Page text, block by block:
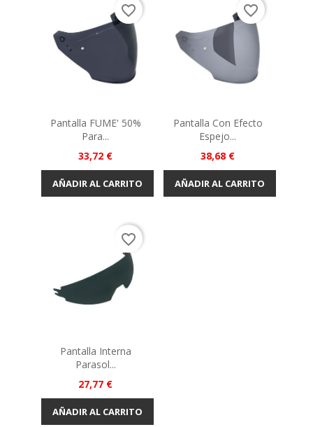
Pantalla FUME' 50%
Para...
Precio
33,72 €
AÑADIR AL CARRITO
favorite_border
Pantalla Con Efecto
Espejo...
Precio
38,68 €
AÑADIR AL CARRITO
favorite_border
Pantalla Interna
Parasol...
Precio
27,77 €
AÑADIR AL CARRITO
favorite_border